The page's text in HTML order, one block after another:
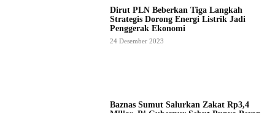
Dirut PLN Beberkan Tiga Langkah
Strategis Dorong Energi Listrik Jadi
Penggerak Ekonomi
24 Desember 2023
Baznas Sumut Salurkan Zakat Rp3,4